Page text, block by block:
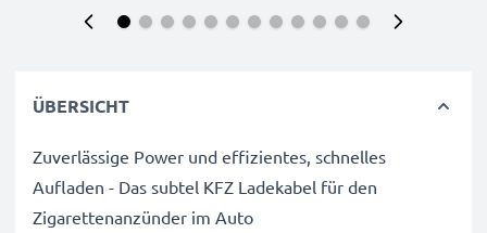
ÜBERSICHT
Zuverlässige Power und effizientes, schnelles
Aufladen - Das subtel KFZ Ladekabel für den
Zigarettenanzünder im Auto